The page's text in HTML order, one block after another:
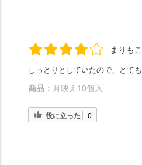
まりも
しっとりとしていたので、とても
商品： 月映え10個入
役に立った 0